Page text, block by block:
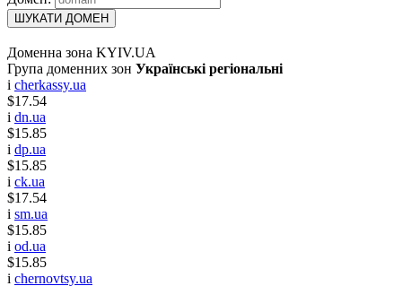
ШУКАТИ ДОМЕН
Доменна зона KYIV.UA
Група доменних зон Українські регіональні
i cherkassy.ua
$17.54
i dn.ua
$15.85
i dp.ua
$15.85
i ck.ua
$17.54
i sm.ua
$15.85
i od.ua
$15.85
i chernovtsy.ua